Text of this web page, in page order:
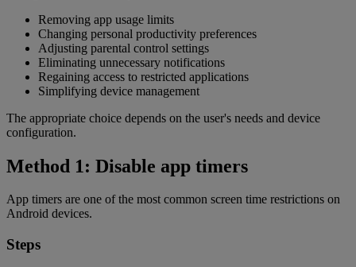
Removing app usage limits
Changing personal productivity preferences
Adjusting parental control settings
Eliminating unnecessary notifications
Regaining access to restricted applications
Simplifying device management
The appropriate choice depends on the user's needs and device
configuration.
Method 1: Disable app timers
App timers are one of the most common screen time restrictions on
Android devices.
Steps